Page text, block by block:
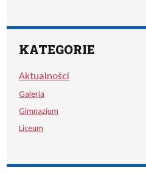
KATEGORIE
Aktualności
Galeria
Gimnazjum
Liceum